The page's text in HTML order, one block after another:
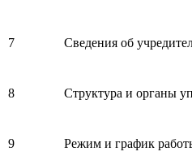
7 Сведения об
8 Структура и органы
9 Режим и график